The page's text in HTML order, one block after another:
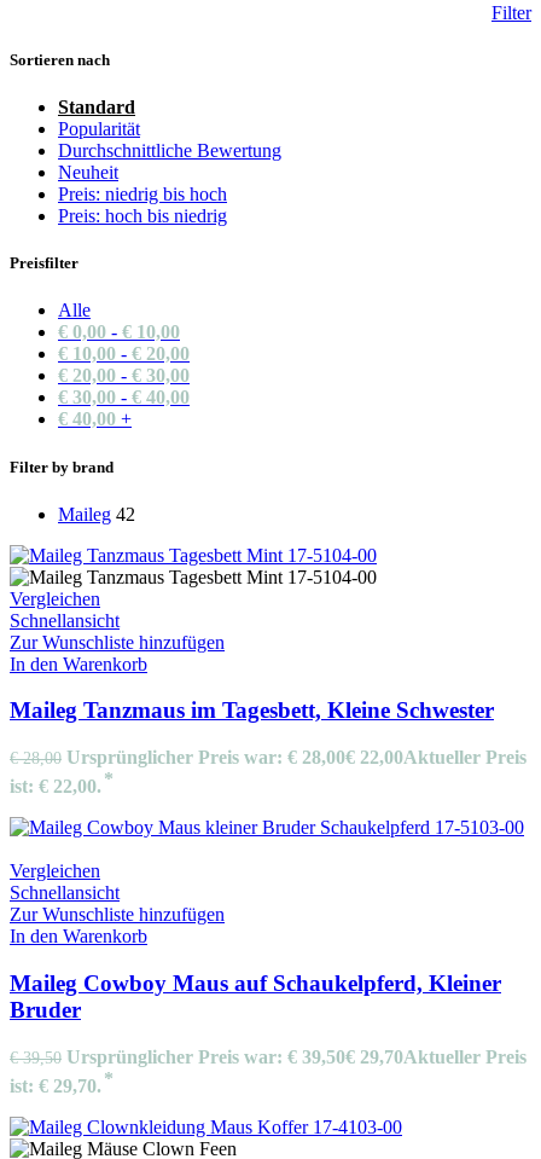
Filter
Sortieren nach
Standard
Popularität
Durchschnittliche Bewertung
Neuheit
Preis: niedrig bis hoch
Preis: hoch bis niedrig
Preisfilter
Alle
€ 0,00 - € 10,00
€ 10,00 - € 20,00
€ 20,00 - € 30,00
€ 30,00 - € 40,00
€ 40,00 +
Filter by brand
Maileg 42
Vergleichen
Schnellansicht
Zur Wunschliste hinzufügen
In den Warenkorb
Maileg Tanzmaus im Tagesbett, Kleine Schwester
€28,00 Ursprünglicher Preis war: € 28,00€ 22,00Aktueller Preis
ist: € 22,00.
Vergleichen
Schnellansicht
Zur Wunschliste hinzufügen
In den Warenkorb
Maileg Cowboy Maus auf Schaukelpferd, Kleiner
Bruder
€39,50 Ursprünglicher Preis war: € 39,50€ 29,70Aktueller Preis
ist: € 29,70.